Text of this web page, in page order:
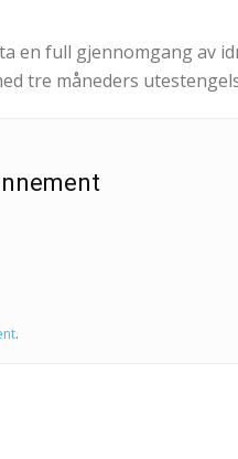
en full gjennomgang av
tre måneders
.